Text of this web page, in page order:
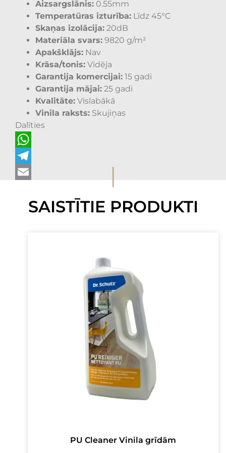
Aizsargslānis: 0.55mm
Temperatūras izturība: Līdz 45°C
Skaņas izolācija: 20dB
Materiāla svars: 9820 g/m²
Apakšklājs: Nav
Krāsa/tonis: Vidēja
Garantija komercijai: 15 gadi
Garantija mājai: 25 gadi
Kvalitāte: Vislabākā
Vinila raksts: Skujiņas
Dalīties
WhatsApp
Telegram
I
SAISTĪTIE PRODUKTI
PU Cleaner Vinila grīdām